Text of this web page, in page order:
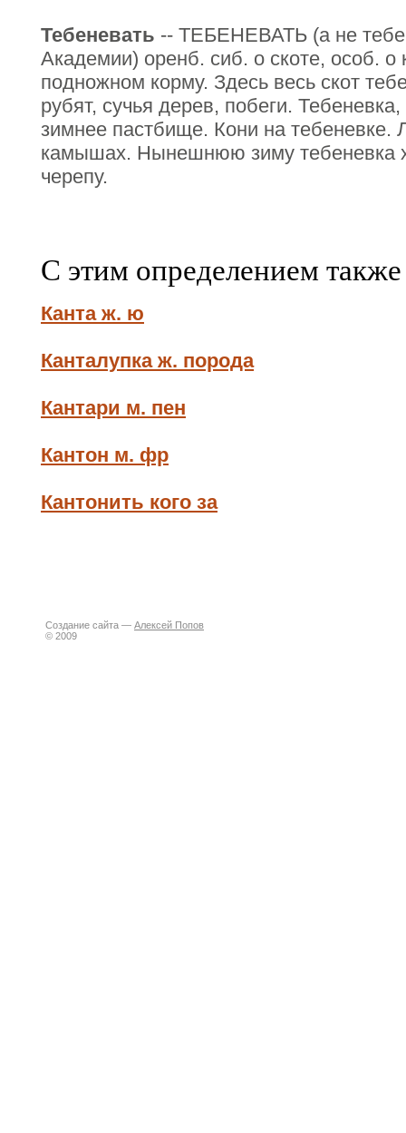
Тебеневать -- ТЕБЕНЕВАТЬ (а не
Академии) оренб. сиб. о скоте, особ. о
подножном корму. Здесь весь скот
рубят, сучья дерев, побеги.
зимнее пастбище. Кони на тебеневке.
камышах. Нынешнюю зиму тебеневка
черепу.
С этим определением
Канта ж. ю
Канталупка ж. порода
Кантари м. пен
Кантон м. фр
Кантонить кого за
Создание сайта — Алексей Попов
© 2009